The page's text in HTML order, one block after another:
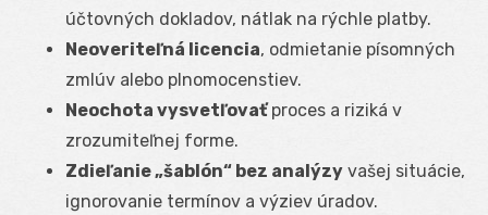
účtovných dokladov, nátlak na rýchle platby.
Neoveriteľná licencia, odmietanie písomných
zmlúv alebo plnomocenstiev.
Neochota vysvetľovaťproces a riziká v
zrozumiteľnej forme.
Zdieľanie „šablón“ bez analýzy vašej situácie,
ignorovanie termínov a výziev úradov.